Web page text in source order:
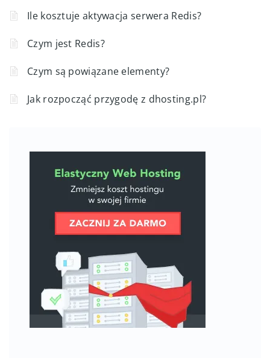
Ile kosztuje aktywacja serwera Redis?
Czym jest Redis?
Czym są powiązane elementy?
Jak rozpocząć przygodę z dhosting.pl?